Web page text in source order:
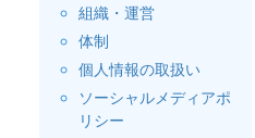
組織・運営
体制
個人情報の取扱い
ソーシャルメディアポ
リシー